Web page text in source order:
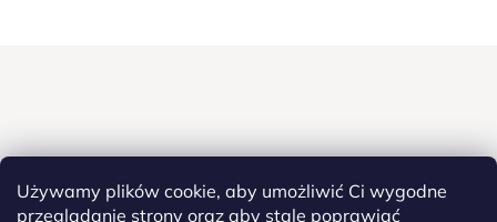
Używamy plików cookie, aby umożliwić Ci wygodne
przeglądanie strony oraz aby stale poprawiać